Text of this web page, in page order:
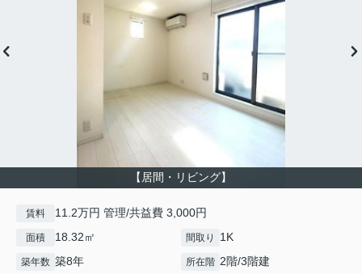
【居間・リビング】
賃料 11.2万円 管理/共益費 3,000円
面積 18.32㎡ 間取り 1K
築年数 築8年 所在階 2階/3階建